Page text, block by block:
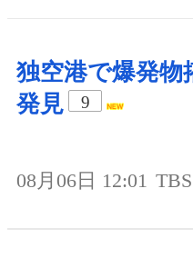
独空港で爆発物
発見
9
08月06日 12:01